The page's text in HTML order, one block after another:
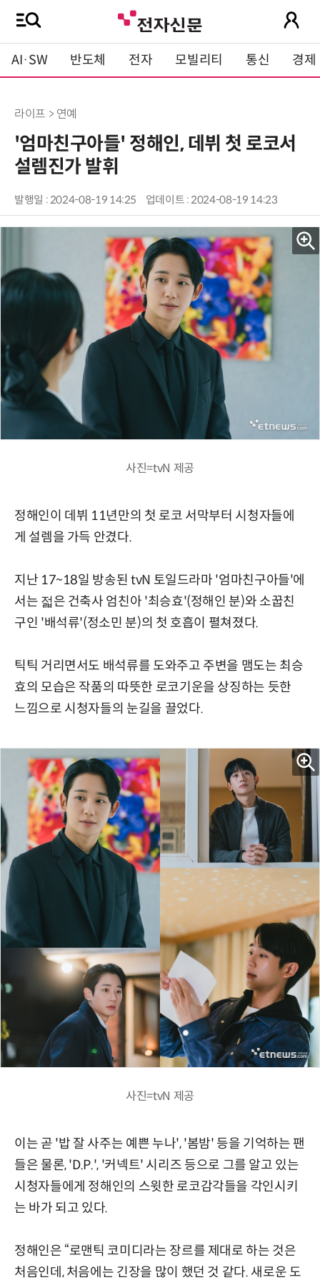
AI·SW 반도체 전자 모빌리티 통신 경제
라이프 > 연예
'엄마친구아들' 정해인, 데뷔 첫 로코서
설렘진가 발휘
발행일 : 2024-08-19 14:25 업데이트 : 2024-08-19 14:23
사진=tvN 제공
정해인이 데뷔 11년만의 첫 로코 서막부터 시청자들에
게 설렘을 가득 안겼다.
지난 17~18일 방송된 tvN 토일드라마 '엄마친구아들'에
서는 젋은 건축사 엄친아 '최승효'(정해인 분)와 소꿉친
구인 '배석류'(정소민 분)의 첫 호흡이 펼쳐졌다.
틱틱 거리면서도 배석류를 도와주고 주변을 맴도는 최승
효의 모습은 작품의 따뜻한 로코기운을 상징하는 듯한
느낌으로 시청자들의 눈길을 끌었다.
사진=tvN 제공
이는 곧 '밥 잘 사주는 예쁜 누나', '봄밤' 등을 기억하는 팬
들은 물론, 'D.P.', '커넥트' 시리즈 등으로 그를 알고 있는
시청자들에게 정해인의 스윗한 로코감각들을 각인시키
는 바가 되고 있다.
정해인은 “로맨틱 코미디라는 장르를 제대로 하는 것은
처음인데, 처음에는 긴장을 많이 했던 것 같다. 새로운 도